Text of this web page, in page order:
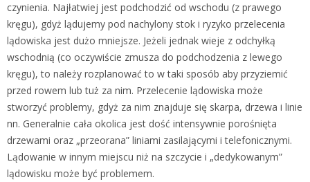
czynienia. Najłatwiej jest podchodzić od wschodu (z prawego
kręgu), gdyż lądujemy pod nachylony stok i ryzyko przelecenia
lądowiska jest dużo mniejsze. Jeżeli jednak wieje z odchyłką
wschodnią (co oczywiście zmusza do podchodzenia z lewego
kręgu), to należy rozplanować to w taki sposób aby przyziemić
przed rowem lub tuż za nim. Przelecenie lądowiska może
stworzyć problemy, gdyż za nim znajduje się skarpa, drzewa i linie
nn. Generalnie cała okolica jest dość intensywnie porośnięta
drzewami oraz „przeorana” liniami zasilającymi i telefonicznymi.
Lądowanie w innym miejscu niż na szczycie i „dedykowanym”
lądowisku może być problemem.